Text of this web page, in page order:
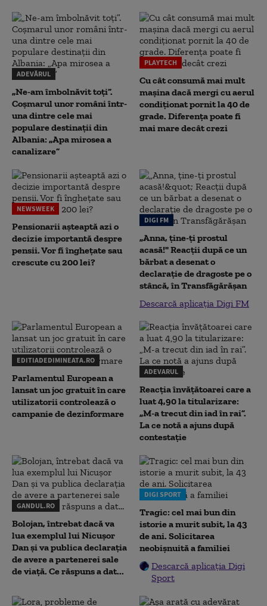
ADEVĂRUL
„Ne-am îmbolnăvit toți”.
Coșmarul unor români într-
una dintre cele mai
populare destinații din
Albania: „Apa mirosea a
canalizare”
PLAYTECH
Cu cât consumă mai mult
mașina dacă mergi cu aerul
condiționat pornit la 40 de
grade. Diferența poate fi
mai mare decât crezi
NEWSWEEK
Pensionarii așteaptă azi o
decizie importantă despre
pensii. Vor fi înghețate sau
crescute cu 200 lei?
DIGI FM
„Anna, ţine-ţi prostul
acasă!" Reacţii după ce un
bărbat a desenat o
declaraţie de dragoste pe o
stâncă, în Transfăgărăşan
Descarcă aplicația Digi FM
EDITIADEDIMINEATA.RO
Parlamentul European a
lansat un joc gratuit în care
utilizatorii controlează o
campanie de dezinformare
ADEVARUL
Reacția învățătoarei care a
luat 4,90 la titularizare:
„M-a trecut din iad în rai”.
La ce notă a ajuns după
contestație
GANDUL.RO
Bolojan, întrebat dacă va
lua exemplul lui Nicușor
Dan și va publica declarația
de avere a partenerei sale
de viață. Ce răspuns a dat...
DIGI SPORT
Tragic: cel mai bun din
istorie a murit subit, la 43
de ani. Solicitarea
neobișnuită a familiei
Descarcă aplicația Digi
Sport